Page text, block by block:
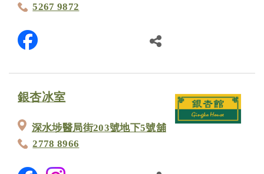
5267 9872
銀杏冰室
深水埗醫局街203號地下5號舖
2778 8966